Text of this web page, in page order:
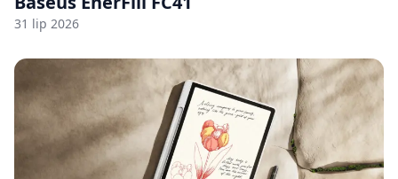
31 lip 2026